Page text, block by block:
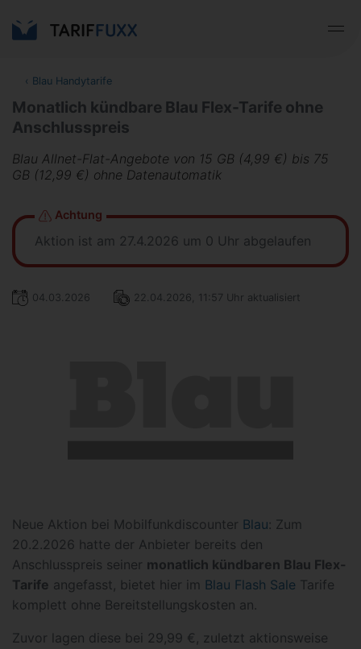
‹ Blau Handytarife
Monatlich kündbare Blau Flex-Tarife ohne
Anschlusspreis
Blau Allnet-Flat-Angebote von 15 GB (4,99 €) bis 75
GB (12,99 €) ohne Datenautomatik
Achtung
Aktion ist am 27.4.2026 um 0 Uhr abgelaufen
04.03.2026 22.04.2026, 11:57 Uhr aktualisiert
Neue Aktion bei Mobilfunkdiscounter Blau: Zum
20.2.2026 hatte der Anbieter bereits den
Anschlusspreis seiner monatlich kündbaren Blau Flex-
Tarife angefasst, bietet hier im Blau Flash Sale Tarife
komplett ohne Bereitstellungskosten an.
Zuvor lagen diese bei 29,99 €, zuletzt aktionsweise